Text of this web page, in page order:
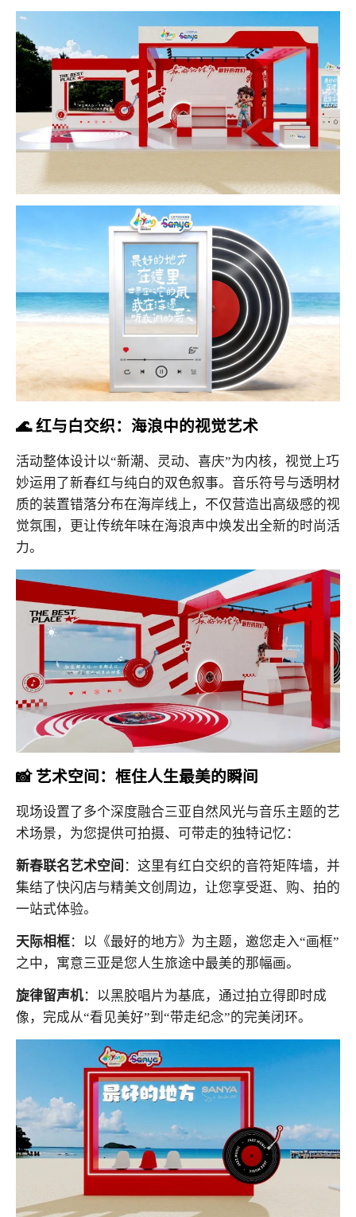
🌊 红与白交织：海浪中的视觉艺术
活动整体设计以“新潮、灵动、喜庆”为内核，视觉上巧
妙运用了新春红与纯白的双色叙事。音乐符号与透明材
质的装置错落分布在海岸线上，不仅营造出高级感的视
觉氛围，更让传统年味在海浪声中焕发出全新的时尚活
力。
📸 艺术空间：框住人生最美的瞬间
现场设置了多个深度融合三亚自然风光与音乐主题的艺
术场景，为您提供可拍摄、可带走的独特记忆：
新春联名艺术空间 ：这里有红白交织的音符矩阵墙，并
集结了快闪店与精美文创周边，让您享受逛、购、拍的
一站式体验。
天际相框：以《最好的地方》为主题，邀您走入“画框”
之中，寓意三亚是您人生旅途中最美的那幅画。
旋律留声机：以黑胶唱片为基底，通过拍立得即时成
像，完成从“看见美好”到“带走纪念”的完美闭环。